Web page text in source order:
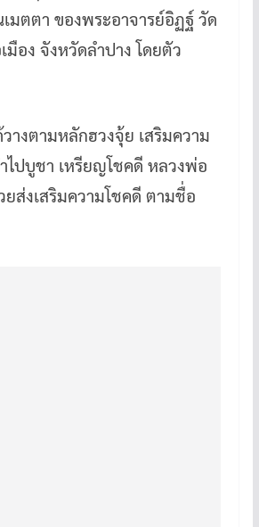
มตตา ของพระอาจารย์อิฏฐ์ วัด
อง จังหวัดลำปาง โดยตัว
างตามหลักฮวงจุ้ย เสริมความ
ไปบูชา เหรียญโชคดี หลวงพ่อ
ยส่งเสริมความโชคดี ตามชื่อ